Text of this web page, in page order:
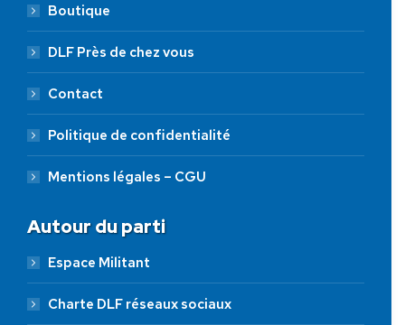
Boutique
DLF Près de chez vous
Contact
Politique de confidentialité
Mentions légales – CGU
Autour du parti
Espace Militant
Charte DLF réseaux sociaux